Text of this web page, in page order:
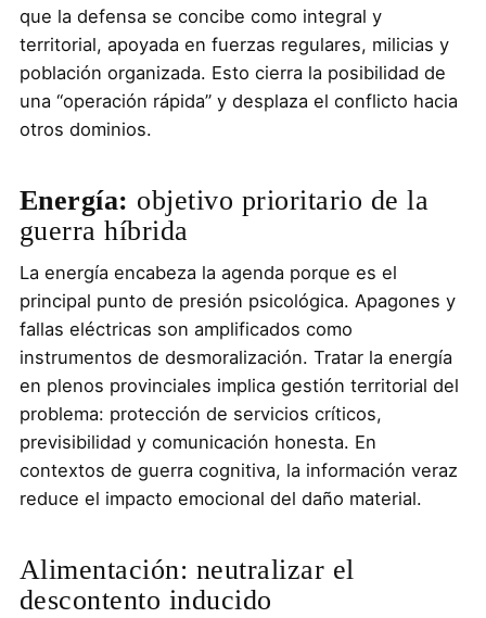
que la defensa se concibe como integral y
territorial, apoyada en fuerzas regulares, milicias y
población organizada. Esto cierra la posibilidad de
una “operación rápida” y desplaza el conflicto hacia
otros dominios.
Energía: objetivo prioritario de la
guerra híbrida
La energía encabeza la agenda porque es el
principal punto de presión psicológica. Apagones y
fallas eléctricas son amplificados como
instrumentos de desmoralización. Tratar la energía
en plenos provinciales implica gestión territorial del
problema: protección de servicios críticos,
previsibilidad y comunicación honesta. En
contextos de guerra cognitiva, la información veraz
reduce el impacto emocional del daño material.
Alimentación: neutralizar el
descontento inducido